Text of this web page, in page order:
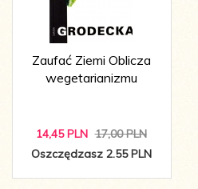
Zaufać Ziemi Oblicza
wegetarianizmu
14,45 PLN 17,00 PLN
Oszczędzasz 2.55 PLN